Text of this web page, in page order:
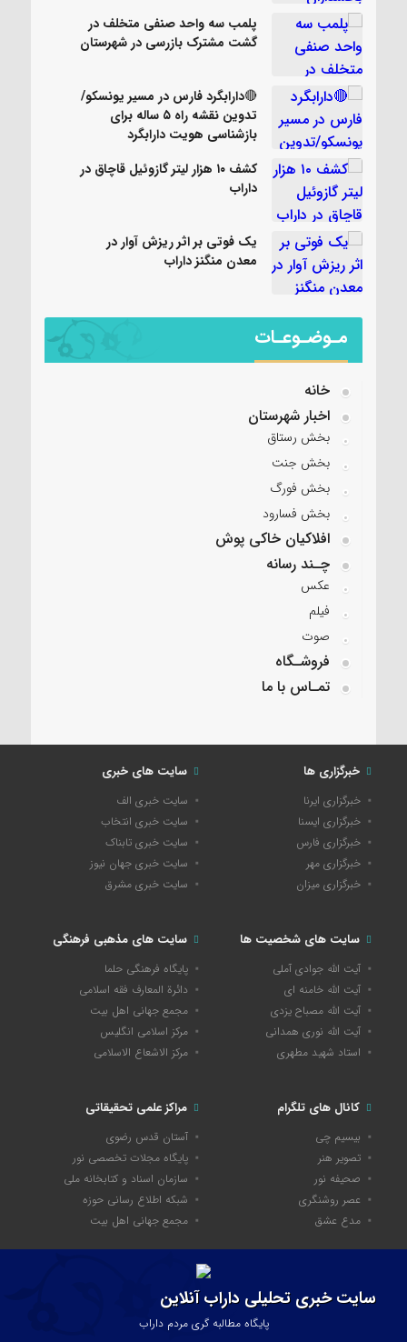
پلمب سه واحد صنفی متخلف در
گشت مشترک بازرسی در شهرستان
🔴دارابگرد فارس در مسیر یونسکو/
تدوین نقشه راه ۵ ساله برای
بازشناسی هویت دارابگرد
کشف ۱۰ هزار لیتر گازوئیل قاچاق در
داراب
یک فوتی بر اثر ریزش آوار در
معدن منگنز داراب
مـوضـوعـات
خانه
اخبار شهرستان
بخش رستاق
بخش جنت
بخش فورگ
بخش فسارود
افلاکیان خاکی پوش
چـند رسانه
عکس
فیلم
صوت
فروشـگاه
تمـاس با ما
خبرگزاری ها
خبرگزاری ایرنا
خبرگزاری ایسنا
خبرگزاری فارس
خبرگزاری مهر
خبرگزاری میزان
سایت های خبری
سایت خبری الف
سایت خبری انتخاب
سایت خبری تابناک
سایت خبری جهان نیوز
سایت خبری مشرق
سایت های شخصیت ها
آیت الله جوادی آملی
آیت الله خامنه ای
آیت الله مصباح یزدی
آیت الله نوری همدانی
استاد شهید مطهری
سایت های مذهبی فرهنگی
پایگاه فرهنگی حلما
دائرة المعارف فقه اسلامی
مجمع جهانی اهل بیت
مرکز اسلامی انگلیس
مرکز الاشعاع الاسلامی
کانال های تلگرام
بیسیم چی
تصویر هنر
صحیفه نور
عصر روشنگری
مدع عشق
مراکز علمی تحقیقاتی
آستان قدس رضوی
پایگاه مجلات تخصصی نور
سازمان اسناد و کتابخانه ملی
شبکه اطلاع رسانی حوزه
مجمع جهانی اهل بیت
سایت خبری تحلیلی داراب آنلاین
پایگاه مطالبه گری مردم داراب